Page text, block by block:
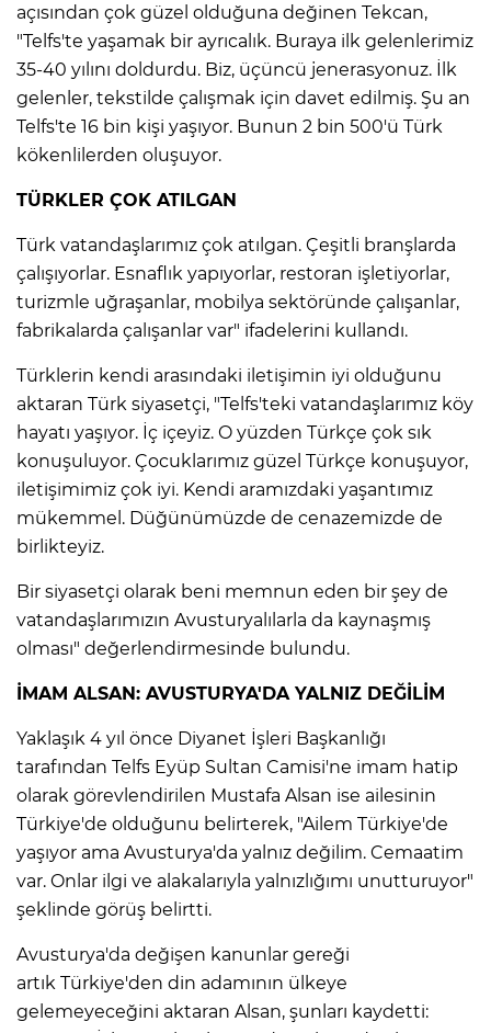
açısından çok güzel olduğuna değinen Tekcan,
"Telfs'te yaşamak bir ayrıcalık. Buraya ilk gelenlerimiz
35-40 yılını doldurdu. Biz, üçüncü jenerasyonuz. İlk
gelenler, tekstilde çalışmak için davet edilmiş. Şu an
Telfs'te 16 bin kişi yaşıyor. Bunun 2 bin 500'ü Türk
kökenlilerden oluşuyor.
TÜRKLER ÇOK ATILGAN
Türk vatandaşlarımız çok atılgan. Çeşitli branşlarda
çalışıyorlar. Esnaflık yapıyorlar, restoran işletiyorlar,
turizmle uğraşanlar, mobilya sektöründe çalışanlar,
fabrikalarda çalışanlar var" ifadelerini kullandı.
Türklerin kendi arasındaki iletişimin iyi olduğunu
aktaran Türk siyasetçi, "Telfs'teki vatandaşlarımız köy
hayatı yaşıyor. İç içeyiz. O yüzden Türkçe çok sık
konuşuluyor. Çocuklarımız güzel Türkçe konuşuyor,
iletişimimiz çok iyi. Kendi aramızdaki yaşantımız
mükemmel. Düğünümüzde de cenazemizde de
birlikteyiz.
Bir siyasetçi olarak beni memnun eden bir şey de
vatandaşlarımızın Avusturyalılarla da kaynaşmış
olması" değerlendirmesinde bulundu.
İMAM ALSAN: AVUSTURYA'DA YALNIZ DEĞİLİM
Yaklaşık 4 yıl önce Diyanet İşleri Başkanlığı
tarafından Telfs Eyüp Sultan Camisi'ne imam hatip
olarak görevlendirilen Mustafa Alsan ise ailesinin
Türkiye'de olduğunu belirterek, "Ailem Türkiye'de
yaşıyor ama Avusturya'da yalnız değilim. Cemaatim
var. Onlar ilgi ve alakalarıyla yalnızlığımı unutturuyor"
şeklinde görüş belirtti.
Avusturya'da değişen kanunlar gereği
artık Türkiye'den din adamının ülkeye
gelemeyeceğini aktaran Alsan, şunları kaydetti: